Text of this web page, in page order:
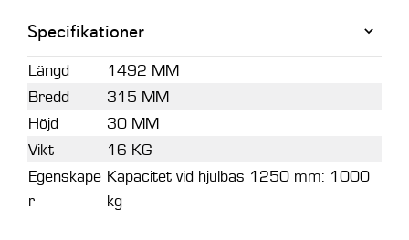
1492
mm,
böjda
mängd
Specifikationer
Längd
1492 MM
Bredd
315 MM
Höjd
30 MM
Vikt
16 KG
Egenskape
r
Kapacitet vid hjulbas 1250 mm: 1000
kg